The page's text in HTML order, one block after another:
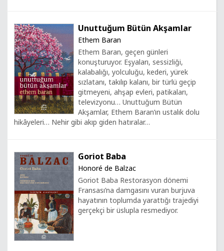
Unuttuğum Bütün Akşamlar
Ethem Baran
Ethem Baran, geçen günleri
konuşturuyor. Eşyaları, sessizliği,
kalabalığı, yolculuğu, kederi, yürek
sızlatanı, takılıp kalanı, bir türlü geçip
gitmeyeni, ahşap evleri, patikaları,
televizyonu… Unuttuğum Bütün
Akşamlar, Ethem Baran’ın ustalık dolu
hikâyeleri… Nehir gibi akıp giden hatıralar…
Goriot Baba
Honoré de Balzac
Goriot Baba Restorasyon dönemi
Fransası’na damgasını vuran burjuva
hayatının toplumda yarattığı trajediyi
gerçekçi bir üslupla resmediyor.